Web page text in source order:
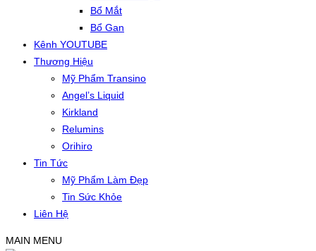
Bổ Mắt
Bổ Gan
Kênh YOUTUBE
Thương Hiệu
Mỹ Phẩm Transino
Angel’s Liquid
Kirkland
Relumins
Orihiro
Tin Tức
Mỹ Phẩm Làm Đẹp
Tin Sức Khỏe
Liên Hệ
MAIN MENU